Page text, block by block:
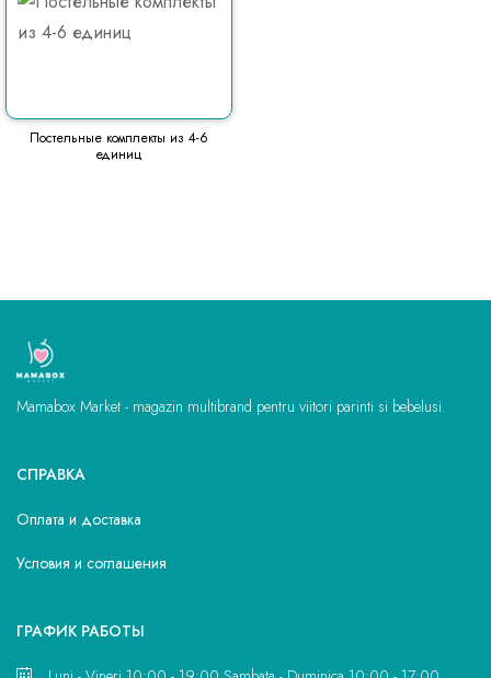
Постельные комплекты из 4-6
единиц
Mamabox Market - magazin multibrand pentru viitori parinti si bebelusi.
СПРАВКА
Оплата и доставка
Условия и соглашения
ГРАФИК РАБОТЫ